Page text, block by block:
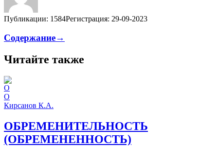
Публикации: 1584Регистрация: 29-09-2023
Содержание→
Читайте также
О
Кирсанов К.А.
ОБРЕМЕНИТЕЛЬНОСТЬ
(ОБРЕМЕНЕННОСТЬ)